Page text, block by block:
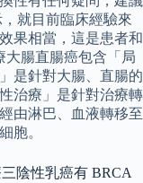
就目前臨床經驗來
果相當，這是患者和
大腸直腸癌包含「局
是針對大腸、直腸的
治療」是針對治療轉
由淋巴、血液轉移至
胞。
陰性乳癌有 BRCA